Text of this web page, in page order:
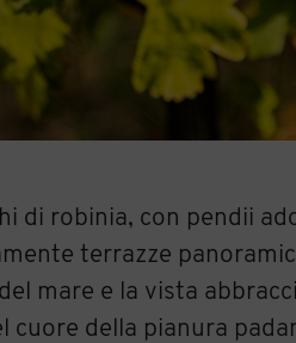
di robinia, con pendii
terrazze
mare e la vista
cuore della pianura